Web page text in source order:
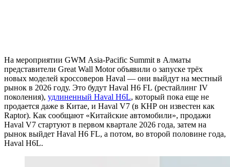
На мероприятии GWM Asia-Pacific Summit в Алматы
представители Great Wall Motor объявили о запуске трёх
новых моделей кроссоверов Haval — они выйдут на местный
рынок в 2026 году. Это будут Haval H6 FL (рестайлинг IV
поколения), удлиненный Haval H6L, который пока еще не
продается даже в Китае, и Haval V7 (в КНР он известен как
Raptor). Как сообщают «Китайские автомобили», продажи
Haval V7 стартуют в первом квартале 2026 года, затем на
рынок выйдет Haval H6 FL, а потом, во второй половине года,
Haval H6L.